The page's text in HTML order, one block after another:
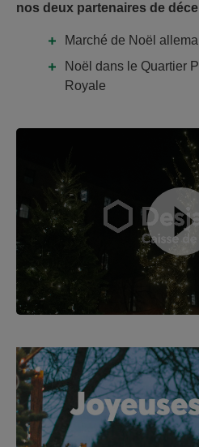
nos deux partenaires de
Marché de Noël
Noël dans le Quartier
Royale